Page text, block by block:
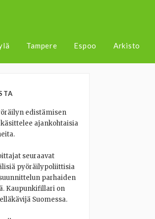
Tampere Espoo Arkisto
edistämisen
ajankohtaisia
seuraavat
pyöräilypoliittisia
parhaiden
Kaupunkifillari on
Suomessa.